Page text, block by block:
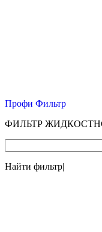
Профи Фильтр
ФИЛЬТР
Найти фильтр|